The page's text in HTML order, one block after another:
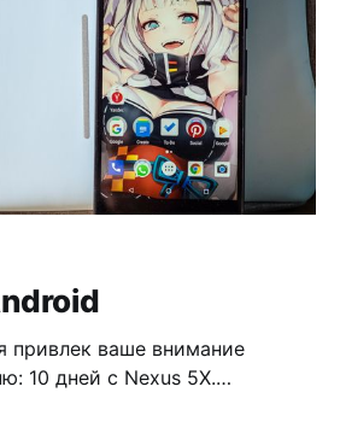
привлек ваше внимание
10 дней с Nexus 5X.